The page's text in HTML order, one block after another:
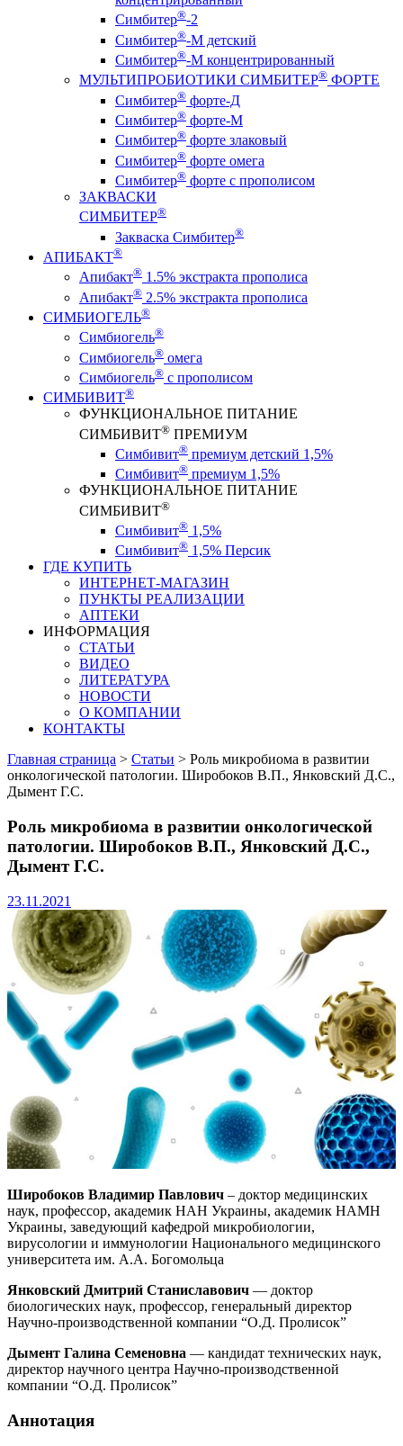
Симбитер®-2
Симбитер®-М детский
Симбитер®-М концентрированный
МУЛЬТИПРОБИОТИКИ СИМБИТЕР® ФОРТЕ
Симбитер® форте-Д
Симбитер® форте-М
Симбитер® форте злаковый
Симбитер® форте омега
Симбитер® форте с прополисом
ЗАКВАСКИ
СИМБИТЕР®
Закваска Симбитер®
АПИБАКТ®
Апибакт® 1.5% экстракта прополиса
Апибакт® 2.5% экстракта прополиса
СИМБИОГЕЛЬ®
Симбиогель®
Симбиогель® омега
Симбиогель® c прополисом
СИМБИВИТ®
ФУНКЦИОНАЛЬНОЕ ПИТАНИЕ
СИМБИВИТ® ПРЕМИУМ
Симбивит® премиум детский 1,5%
Симбивит® премиум 1,5%
ФУНКЦИОНАЛЬНОЕ ПИТАНИЕ
СИМБИВИТ®
Симбивит® 1,5%
Симбивит® 1,5% Персик
ГДЕ КУПИТЬ
ИНТЕРНЕТ-МАГАЗИН
ПУНКТЫ РЕАЛИЗАЦИИ
АПТЕКИ
ИНФОРМАЦИЯ
СТАТЬИ
ВИДЕО
ЛИТЕРАТУРА
НОВОСТИ
О КОМПАНИИ
КОНТАКТЫ
Главная страница > Статьи > Роль микробиома в развитии
онкологической патологии. Широбоков В.П., Янковский Д.С.,
Дымент Г.С.
Роль микробиома в развитии онкологической
патологии. Широбоков В.П., Янковский Д.С.,
Дымент Г.С.
23.11.2021
Широбоков Владимир Павлович – доктор медицинских
наук, профессор, академик НАН Украины, академик НАМН
Украины, заведующий кафедрой микробиологии,
вирусологии и иммунологии Национального медицинского
университета им. А.А. Богомольца
Янковский Дмитрий Станиславович — доктор
биологических наук, профессор, генеральный директор
Научно-производственной компании “О.Д. Пролисок”
Дымент Галина Семеновна — кандидат технических наук,
директор научного центра Научно-производственной
компании “О.Д. Пролисок”
Аннотация